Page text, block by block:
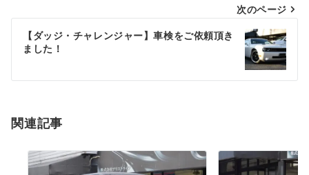
ビ
シ
ン
次のページ
【ダッジ・チャレンジャー】車検をご依頼頂き
ました！
関連記事